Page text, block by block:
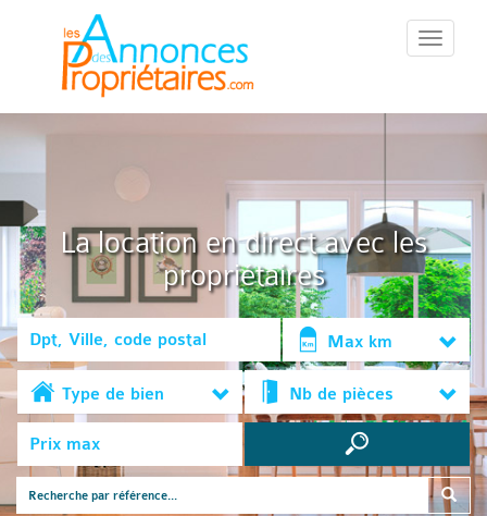
::Menu::
La location en direct avec les
propriétaires
Max km
Type de bien Nb de pièces